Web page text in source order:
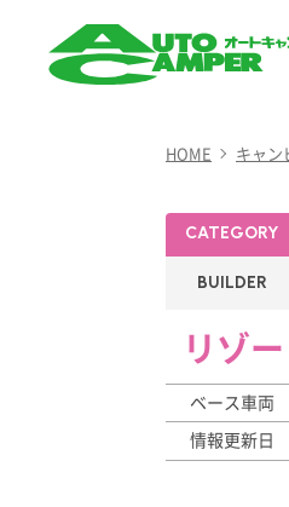
キャンパー）
HOME キャン
CATEGORY
BUILDER
リゾ
ベース車両
情報更新日